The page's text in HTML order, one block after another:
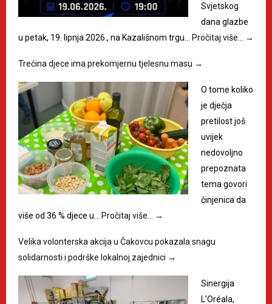
Svjetskog
dana glazbe
u petak, 19. lipnja 2026., na Kazališnom trgu…
Pročitaj više… →
Trećina djece ima prekomjernu tjelesnu masu →
O tome koliko
je dječja
pretilost još
uvijek
nedovoljno
prepoznata
tema govori
činjenica da
više od 36 % djece u…
Pročitaj više… →
Velika volonterska akcija u Čakovcu pokazala snagu
solidarnosti i podrške lokalnoj zajednici →
Sinergija
L’Oréala,